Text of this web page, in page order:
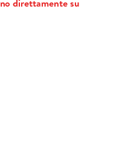
direttamente su